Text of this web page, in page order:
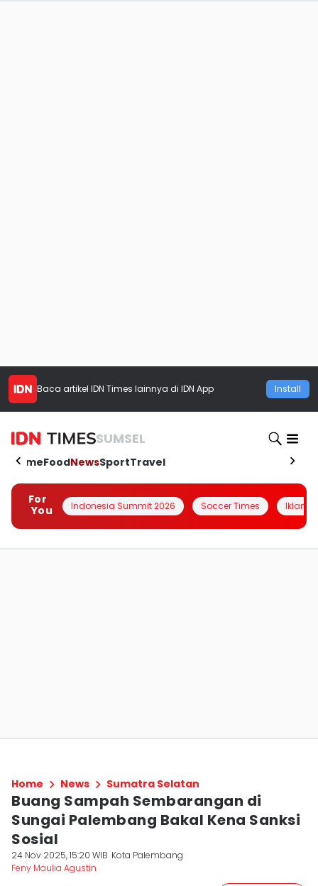
Baca artikel IDN Times lainnya di IDN App Install
SUMSEL
HomeFoodNewsSportTravel
For
You
Indonesia Summit 2026 Soccer Times Iklanin
Home News Sumatra Selatan
Buang Sampah Sembarangan di
Sungai Palembang Bakal Kena Sanksi
Sosial
24 Nov 2025, 15:20 WIB Kota Palembang
Feny Maulia Agustin